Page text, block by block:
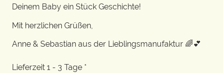
Deinem Baby ein Stück Geschichte!
Mit herzlichen Grüßen,
Anne & Sebastian aus der Lieblingsmanufaktur 🌈💕
Lieferzeit 1 - 3 Tage *